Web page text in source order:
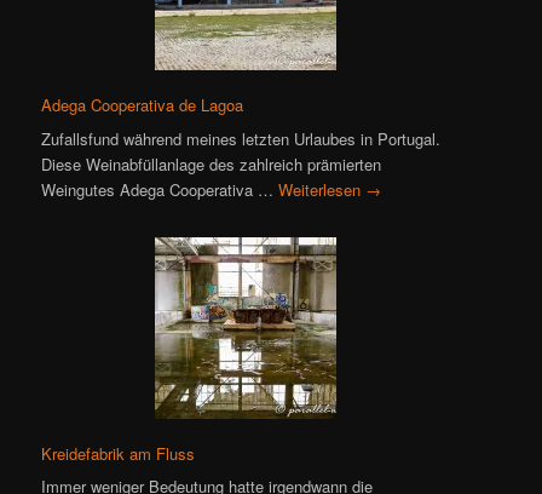
Adega Cooperativa de Lagoa
Zufallsfund während meines letzten Urlaubes in Portugal.
Diese Weinabfüllanlage des zahlreich prämierten
Weingutes Adega Cooperativa …Weiterlesen →
Kreidefabrik am Fluss
Immer weniger Bedeutung hatte irgendwann die